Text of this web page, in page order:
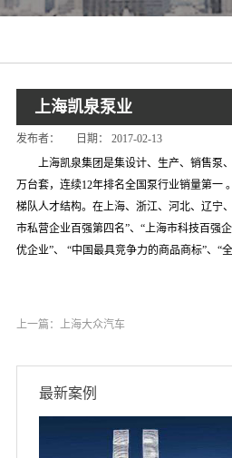
上海凯泉泵业
发布者： 日期：
2017-02-13
上海凯泉集团是集设计、生产、销售泵
万台套，连续12年排名全国泵行业销量第一
梯队人才结构。在上海、浙江、河北、辽宁
市私营企业百强第四名”、“上海市科技百强
优企业”、 “中国最具竞争力的商品商标”、“
上一篇： 上海大众汽车
最新案例